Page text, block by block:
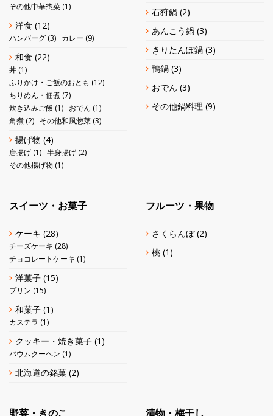
その他中華惣菜 (1)
洋食 (12)
ハンバーグ (3) カレー (9)
和食 (22)
丼 (1)
ふりかけ・ご飯のおとも (12)
ちりめん・佃煮 (7)
炊き込みご飯 (1) おでん (1)
角煮 (2) その他和風惣菜 (3)
揚げ物 (4)
唐揚げ (1) 半身揚げ (2)
その他揚げ物 (1)
石狩鍋 (2)
あんこう鍋 (3)
きりたんぽ鍋 (3)
鴨鍋 (3)
おでん (3)
その他鍋料理 (9)
スイーツ・お菓子
ケーキ (28)
チーズケーキ (28)
チョコレートケーキ (1)
洋菓子 (15)
プリン (15)
和菓子 (1)
カステラ (1)
クッキー・焼き菓子 (1)
バウムクーヘン (1)
北海道の銘菓 (2)
フルーツ・果物
さくらんぼ(2)
桃 (1)
野菜・きのこ 漬物・梅干し